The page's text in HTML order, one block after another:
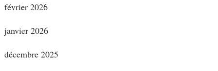
février 2026
janvier 2026
décembre 2025